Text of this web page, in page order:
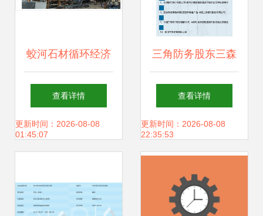
蛟河石材循环经济
产业园一期起航 6
家企业6.14亿元投
查看详情
更新时间：2026-08-08
01:45:07
三角防务股东三森
实业质押100万股
实业投资与市场信
查看详情
更新时间：2026-08-08
22:35:53